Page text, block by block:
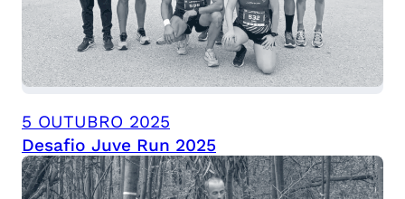
5 OUTUBRO 2025
Desafio Juve Run 2025